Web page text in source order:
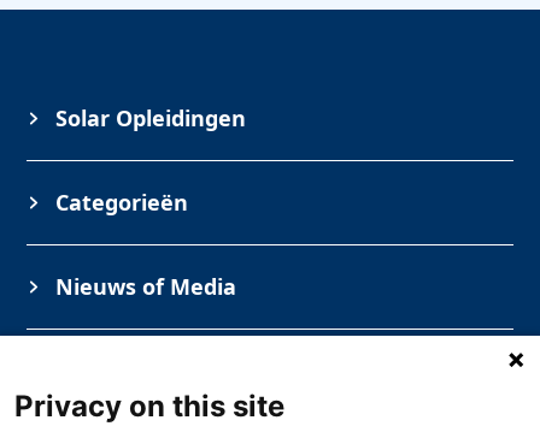
Solar Opleidingen
Categorieën
Nieuws of Media
Privacy on this site